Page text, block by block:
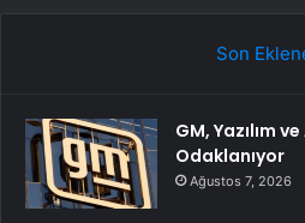
Son
GM, Yazılım
Odaklanıyor
Ağustos 7, 2026